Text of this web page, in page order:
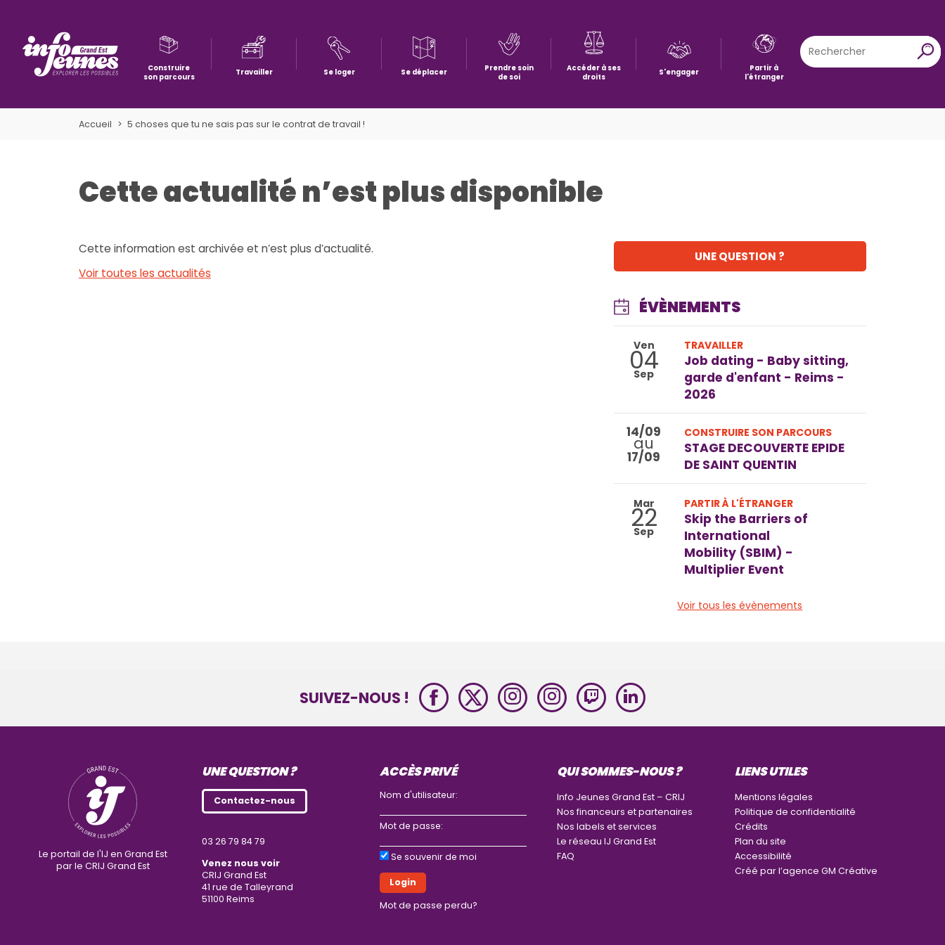
Construire
son parcours
Travailler Se loger Se déplacer
Prendre soin
de soi
Accéder à ses
droits
S'engager
Partir à
l'étranger
Rechercher
X
Accueil 5 choses que tu ne sais pas sur le contrat de travail !
Cette actualité n’est plus disponible
Cette information est archivée et n’est plus d’actualité.
Voir toutes les actualités
UNE QUESTION ?
ÉVÈNEMENTS
Ven
04
Sep
TRAVAILLER
Job dating - Baby sitting,
garde d'enfant - Reims -
2026
14/09
au
17/09
CONSTRUIRE SON PARCOURS
STAGE DECOUVERTE EPIDE
DE SAINT QUENTIN
Mar
22
Sep
PARTIR À L'ÉTRANGER
Skip the Barriers of
International
Mobility (SBIM) -
Multiplier Event
Voir tous les évènements
SUIVEZ-NOUS !
Le portail de l'IJ en Grand Est
par le CRIJ Grand Est
UNE QUESTION ?
Contactez-nous
03 26 79 84 79
Venez nous voir
CRIJ Grand Est
41 rue de Talleyrand
51100 Reims
ACCÈS PRIVÉ
Nom d'utilisateur:
Mot de passe:
Se souvenir de moi
Mot de passe perdu?
QUI SOMMES-NOUS ?
Info Jeunes Grand Est – CRIJ
Nos financeurs et partenaires
Nos labels et services
Le réseau IJ Grand Est
FAQ
LIENS UTILES
Mentions légales
Politique de confidentialité
Crédits
Plan du site
Accessibilité
Créé par l’agence GM Créative